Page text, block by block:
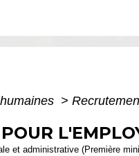
>
et administrative (Première